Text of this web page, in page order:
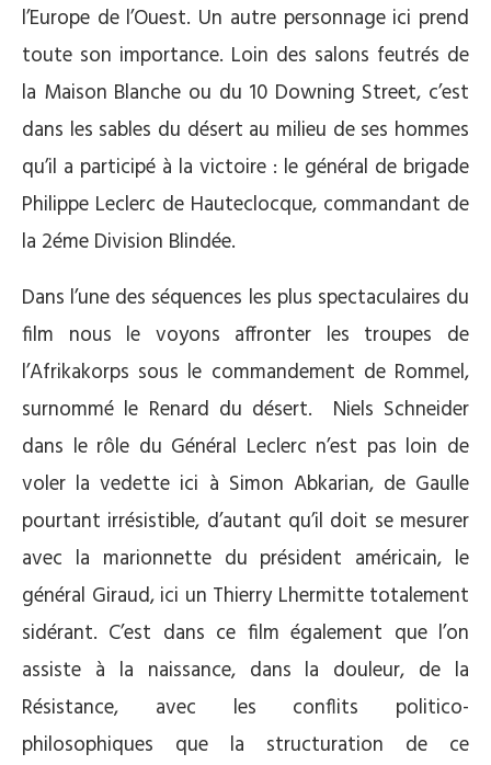
l’Europe de l’Ouest. Un autre personnage ici prend
toute son importance. Loin des salons feutrés de
la Maison Blanche ou du 10 Downing Street, c’est
dans les sables du désert au milieu de ses hommes
qu’il a participé à la victoire : le général de brigade
Philippe Leclerc de Hauteclocque, commandant de
la 2éme Division Blindée.
Dans l’une des séquences les plus spectaculaires du
film nous le voyons affronter les troupes de
l’Afrikakorps sous le commandement de Rommel,
surnommé le Renard du désert.
Niels Schneider
dans le rôle du Général Leclerc n’est pas loin de
voler la vedette ici à Simon Abkarian, de Gaulle
pourtant irrésistible, d’autant qu’il doit se mesurer
avec la marionnette du président américain, le
général Giraud, ici un Thierry Lhermitte totalement
sidérant. C’est dans ce film également que l’on
assiste à la naissance, dans la douleur, de la
Résistance, avec les conflits politico-
philosophiques que la structuration de ce